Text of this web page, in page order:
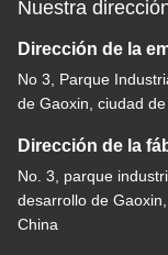
Nuestra
Dirección de la
No 3, Parque
de Gaoxin, ciudad
Dirección de la
No. 3, parque
desarrollo de
China